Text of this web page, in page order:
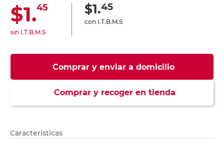
$1.45
sin I.T.B.M.S
$1.45
con I.T.B.M.S
Comprar y enviar a domicilio
Comprar y recoger en tienda
Características